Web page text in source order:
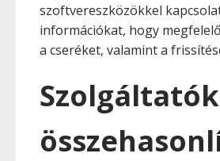
szoftvereszközökkel
információkat, hogy
a cseréket, valamint a
Szolgáltatók